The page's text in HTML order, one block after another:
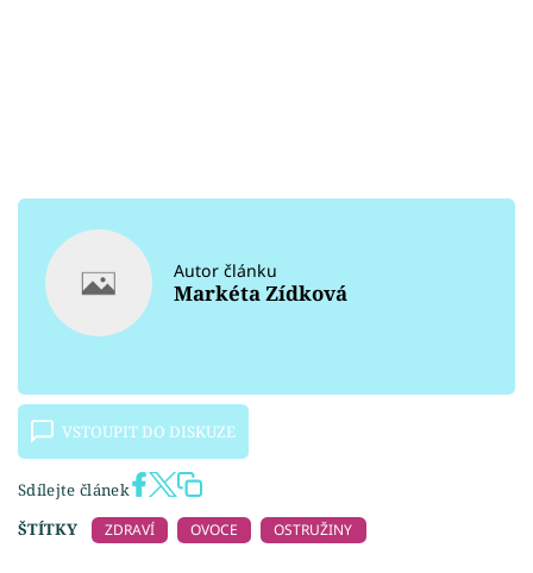
Autor článku
Markéta Zídková
VSTOUPIT DO DISKUZE
Sdílejte článek
ŠTÍTKY
ZDRAVÍ OVOCE OSTRUŽINY